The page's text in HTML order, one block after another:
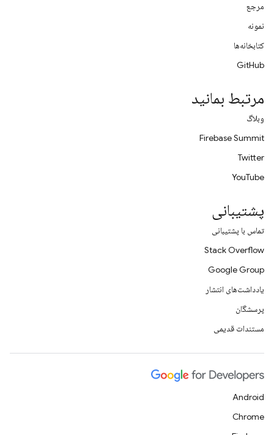
مرجع
نمونه
کتابخانه‌ها
GitHub
مرتبط بمانید
وبلاگ
Firebase Summit
Twitter
YouTube
پشتیبانی
تماس با پشتیبانی
Stack Overflow
Google Group
یادداشت‌های انتشار
پرسشگان
مستندات قدیمی
Android
Chrome